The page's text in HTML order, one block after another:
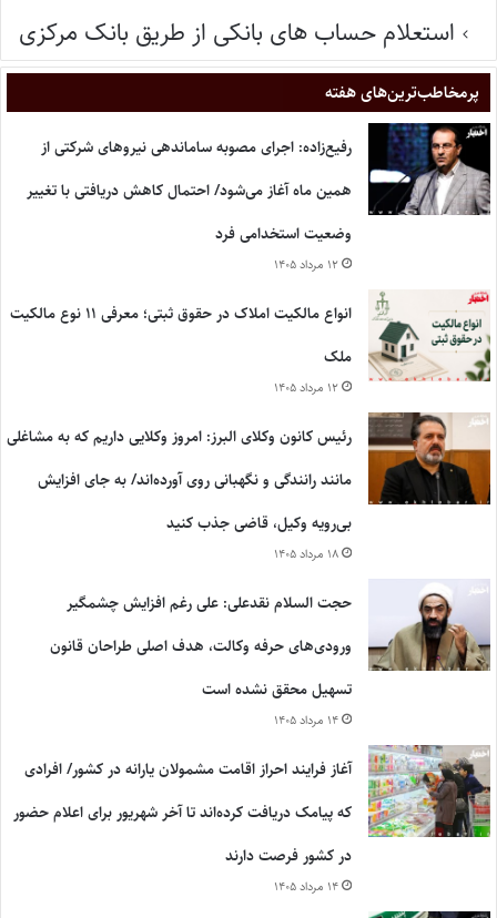
استعلام حساب های بانکی از طریق بانک مرکزی
پر‌مخاطب‌ترین‌های هفته
رفیع‌زاده: اجرای مصوبه ساماندهی نیروهای شرکتی از
همین ماه آغاز می‌شود/ احتمال کاهش دریافتی با تغییر
وضعیت استخدامی فرد
۱۲ مرداد ۱۴۰۵
انواع مالکیت املاک در حقوق ثبتی؛ معرفی ۱۱ نوع مالکیت
ملک
۱۲ مرداد ۱۴۰۵
رئیس کانون وکلای البرز: امروز وکلایی داریم که به مشاغلی
مانند رانندگی و نگهبانی روی آورده‌اند/ به جای افزایش
بی‌رویه وکیل، قاضی جذب کنید
۱۸ مرداد ۱۴۰۵
حجت السلام نقدعلی: علی رغم افزایش چشمگیر
ورودی‌های حرفه وکالت، هدف اصلی طراحان قانون
تسهیل محقق نشده است
۱۴ مرداد ۱۴۰۵
آغاز فرایند احراز اقامت مشمولان یارانه در کشور/ افرادی
که پیامک دریافت کرده‌اند تا آخر شهریور برای اعلام حضور
در کشور فرصت دارند
۱۴ مرداد ۱۴۰۵